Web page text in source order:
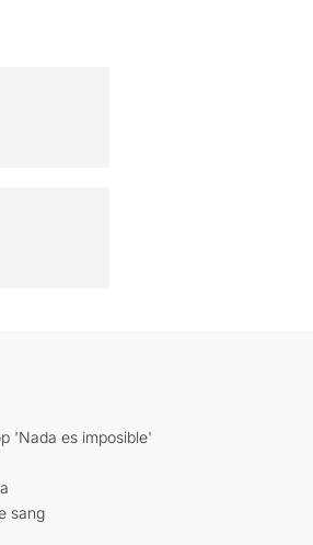
'Nada es imposible'
sang